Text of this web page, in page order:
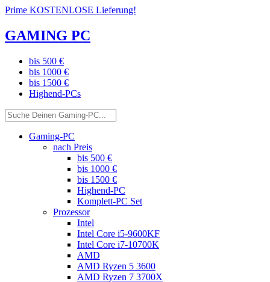
Prime KOSTENLOSE Lieferung!
GAMING PC
bis 500 €
bis 1000 €
bis 1500 €
Highend-PCs
Gaming-PC
nach Preis
bis 500 €
bis 1000 €
bis 1500 €
Highend-PC
Komplett-PC Set
Prozessor
Intel
Intel Core i5-9600KF
Intel Core i7-10700K
AMD
AMD Ryzen 5 3600
AMD Ryzen 7 3700X